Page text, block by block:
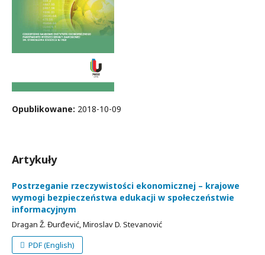
Opublikowane: 2018-10-09
Artykuły
Postrzeganie rzeczywistości ekonomicznej – krajowe
wymogi bezpieczeństwa edukacji w społeczeństwie
informacyjnym
Dragan Ž. Đurđević, Miroslav D. Stevanović
PDF (English)